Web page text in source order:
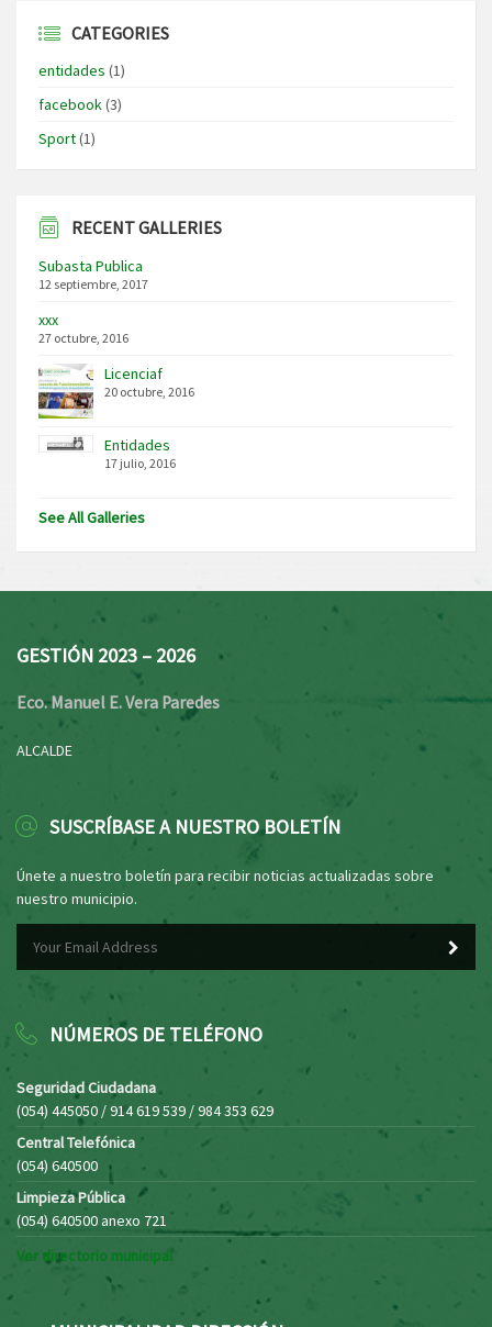
CATEGORIES
entidades (1)
facebook(3)
Sport(1)
RECENT GALLERIES
Subasta Publica
12 septiembre, 2017
xxx
27 octubre, 2016
Licenciaf
20 octubre, 2016
Entidades
17 julio, 2016
See All Galleries
GESTIÓN 2023 – 2026
Eco. Manuel E. Vera Paredes
ALCALDE
SUSCRÍBASE A NUESTRO BOLETÍN
Únete a nuestro boletín para recibir noticias actualizadas sobre
nuestro municipio.
NÚMEROS DE TELÉFONO
Seguridad Ciudadana
(054) 445050 / 914 619 539 / 984 353 629
Central Telefónica
(054) 640500
Limpieza Pública
(054) 640500 anexo 721
Ver directorio municipal